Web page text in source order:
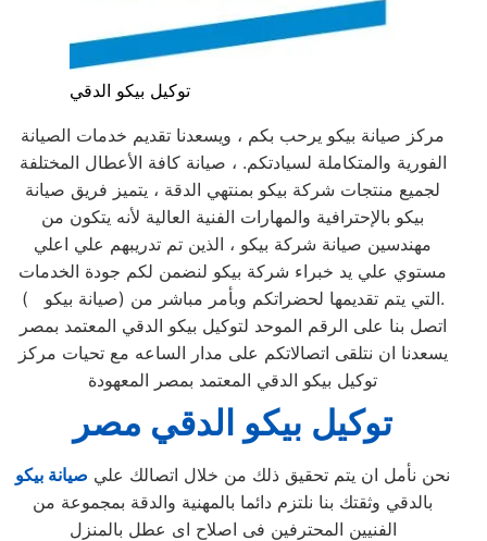
توكيل بيكو الدقي
مركز صيانة بيكو يرحب بكم ، ويسعدنا تقديم خدمات الصيانة
الفورية والمتكاملة لسيادتكم. ، صيانة كافة الأعطال المختلفة
لجميع منتجات شركة بيكو بمنتهي الدقة ، يتميز فريق صيانة
بيكو بالإحترافية والمهارات الفنية العالية لأنه يتكون من
مهندسين صيانة شركة بيكو ، الذين تم تدريبهم علي اعلي
مستوي علي يد خبراء شركة بيكو لنضمن لكم جودة الخدمات
التي يتم تقديمها لحضراتكم وبأمر مباشر من (صيانة بيكو ).
اتصل بنا على الرقم الموحد لتوكيل بيكو الدقي المعتمد بمصر
يسعدنا ان نتلقى اتصالاتكم على مدار الساعه مع تحيات مركز
توكيل بيكو الدقي المعتمد بمصر المعهودة
توكيل بيكو الدقي مصر
نحن نأمل ان يتم تحقيق ذلك من خلال اتصالك علي صيانة بيكو
بالدقي وثقتك بنا نلتزم دائما بالمهنية والدقة بمجموعة من
الفنيين المحترفين فى اصلاح اى عطل بالمنزل